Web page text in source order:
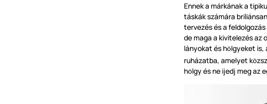
Ennek a márkának a
táskák számára
tervezés és a
de maga a kivitelezés
lányokat és hölgyeket is,
ruházatba, amelyet kö
hölgy és ne ijedj meg az